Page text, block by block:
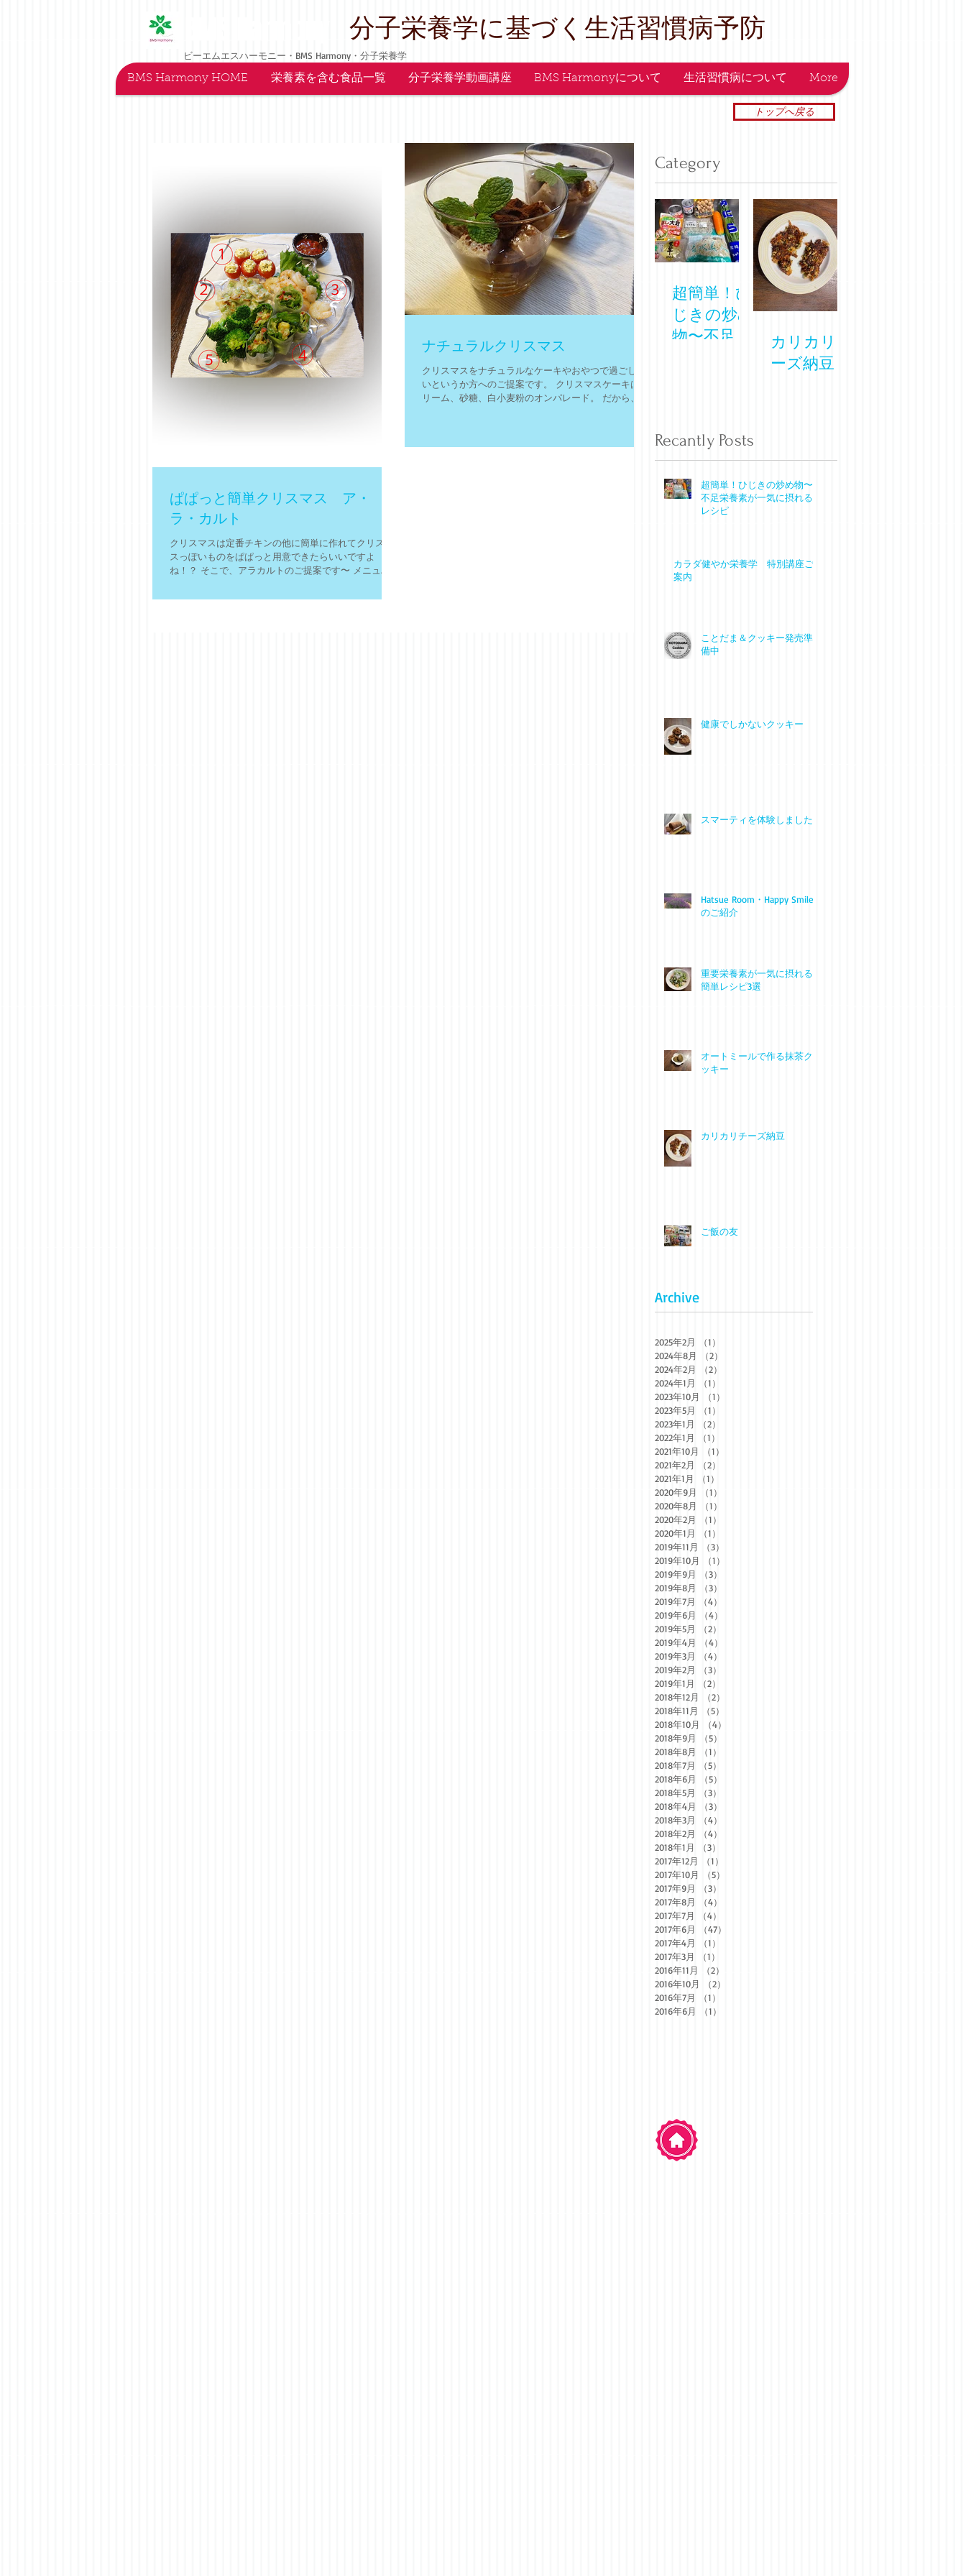
​分子栄養学に基づく生活習慣病予防
ビーエムエスハーモニー・BMS Harmony・分子栄養学
BMS Harmony HOME
栄養素を含む食品一覧 分子栄養学動画講座 BMS Harmonyについて 生活習慣病について More
トップへ戻る
ぱぱっと簡単クリスマス ア・
ラ・カルト
クリスマスは定番チキンの他に簡単に作れてクリスマ
スっぽいものをぱぱっと用意できたらいいですよ
ね！？ そこで、アラカルトのご提案です〜 メニュ
ックシュリンプ ４ アボカドの生春巻き ５ ブロッ
ナチュラルクリスマス
クリスマスをナチュラルなケーキやおやつで過ごした
いというか方へのご提案です。 クリスマスケーキはク
リーム、砂糖、白小麦粉のオンパレード。 だから、今
Category
超簡単！ひ
じきの炒め
物〜不足栄
カリカリチ
ーズ納豆
Recantly Posts
超簡単！ひじきの炒め物〜
不足栄養素が一気に摂れる
レシピ
カラダ健やか栄養学 特別講座ご
案内
ことだま＆クッキー発売準
備中
健康でしかないクッキー
スマーティを体験しました
Hatsue Room・Happy Smile
のご紹介
重要栄養素が一気に摂れる
簡単レシピ3選
オートミールで作る抹茶ク
ッキー
カリカリチーズ納豆
ご飯の友
Archive
2025年2月 （1）
2024年8月
（2）
2024年2月
（2）
2024年1月
（1）
2023年10月
（1）
2023年5月
（1）
2023年1月
（2）
2022年1月
（1）
2021年10月
（1）
2021年2月
（2）
2021年1月
（1）
2020年9月
（1）
2020年8月
（1）
2020年2月
（1）
2020年1月
（1）
2019年11月
（3）
2019年10月
（1）
2019年9月
（3）
2019年8月
（3）
2019年7月
（4）
2019年6月
（4）
2019年5月
（2）
2019年4月
（4）
2019年3月
（4）
2019年2月
（3）
2019年1月
（2）
2018年12月
（2）
2018年11月
（5）
2018年10月
（4）
2018年9月
（5）
2018年8月
（1）
2018年7月
（5）
2018年6月
（5）
2018年5月
（3）
2018年4月
（3）
2018年3月
（4）
2018年2月
（4）
2018年1月
（3）
2017年12月
（1）
2017年10月
（5）
2017年9月
（3）
2017年8月
（4）
2017年7月
（4）
2017年6月
（47）
2017年4月
（1）
2017年3月
（1）
2016年11月
（2）
2016年10月
（2）
2016年7月
（1）
2016年6月
（1）